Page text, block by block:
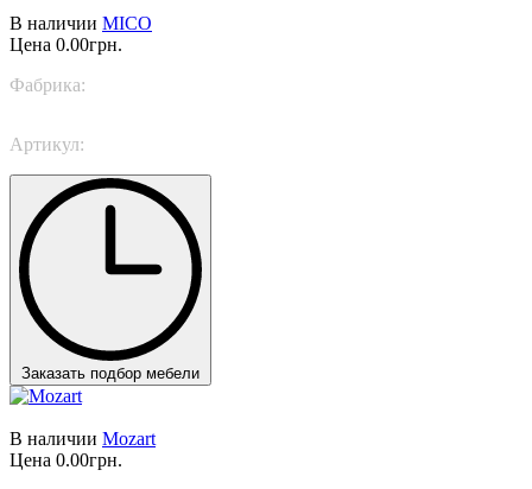
В наличии MICO
Цена 0.00грн.
Фабрика:
Артикул:
Заказать подбор мебели
В наличии Mozart
Цена 0.00грн.